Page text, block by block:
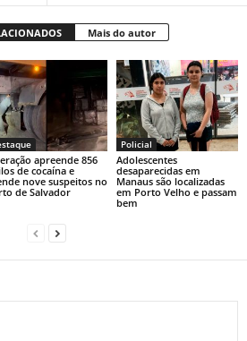
Mais do autor
apreende 856
de cocaína e
nove suspeitos no
de Salvador
Policial
Adolescentes
desaparecidas em
Manaus são localizadas
em Porto Velho e passam
bem